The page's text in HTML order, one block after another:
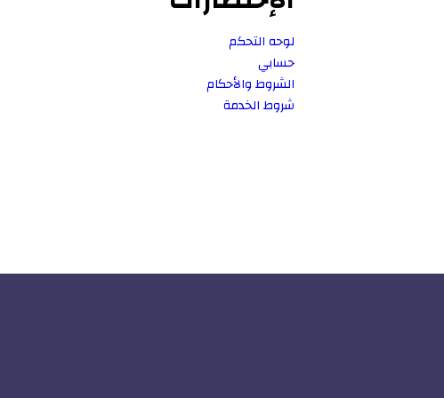
لوحه التحكم
حسابي
الشروط والأحكام
شروط الخدمة